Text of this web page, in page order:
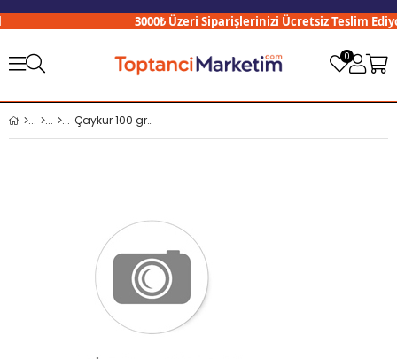
3000₺ Üzeri Siparişlerinizi Ücretsiz Teslim
0
Çaykur 100 gr Turist Çayı